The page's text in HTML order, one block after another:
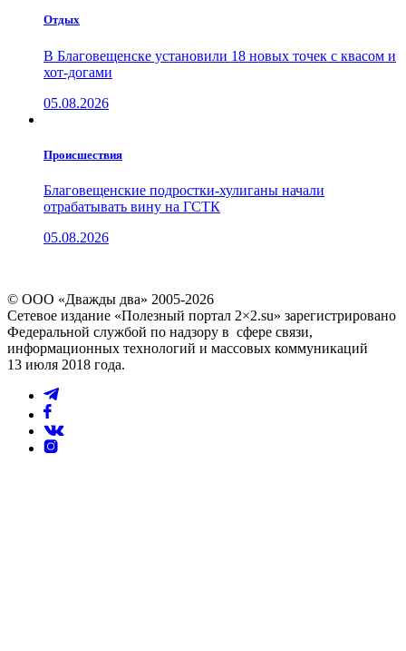
Отдых
В Благовещенске установили 18 новых точек с квасом и
хот-догами
05.08.2026
Проиcшествия
Благовещенские подростки-хулиганы начали
отрабатывать вину на ГСТК
05.08.2026
© ООО «Дважды два» 2005-2026
Сетевое издание «Полезный портал 2×2.su» зарегистрировано
Федеральной службой по надзору в сфере связи,
информационных технологий и массовых коммуникаций
13 июля 2018 года.